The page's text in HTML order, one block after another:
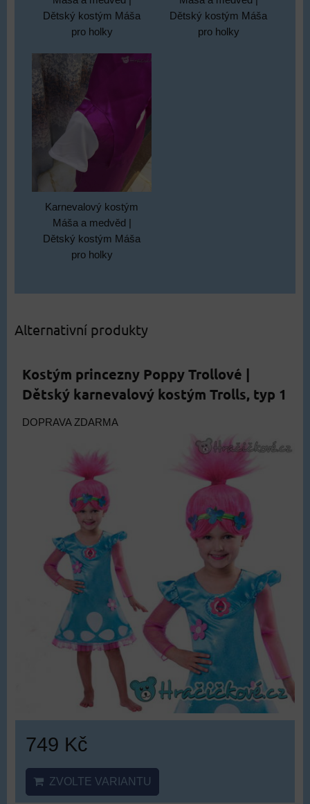
Dětský kostým Máša
pro holky
Dětský kostým Máša
pro holky
Karnevalový kostým
Máša a medvěd |
Dětský kostým Máša
pro holky
Alternativní produkty
Kostým princezny Poppy Trollové |
Dětský karnevalový kostým Trolls, typ 1
DOPRAVA ZDARMA
749 Kč
ZVOLTE VARIANTU